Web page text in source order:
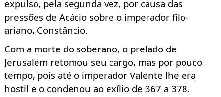
expulso, pela segunda vez, por causa das
pressões de Acácio sobre o imperador filo-
ariano, Constâncio.
Com a morte do soberano, o prelado de
Jerusalém retomou seu cargo, mas por pouco
tempo, pois até o imperador Valente lhe era
hostil e o condenou ao exílio de 367 a 378.